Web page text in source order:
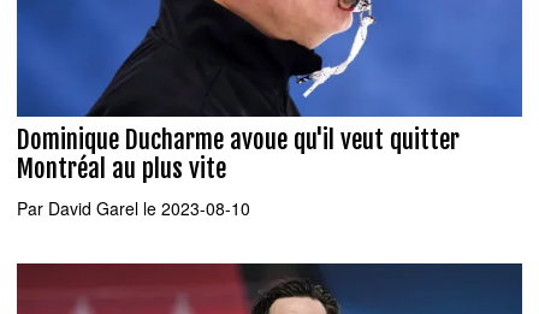
Dominique Ducharme avoue qu'il veut quitter
Montréal au plus vite
Par David Garel le 2023-08-10